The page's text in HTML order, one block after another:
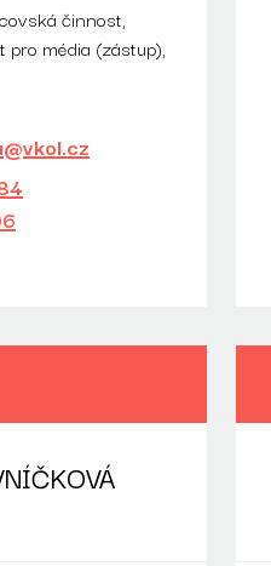
činnost,
pro média (zástup),